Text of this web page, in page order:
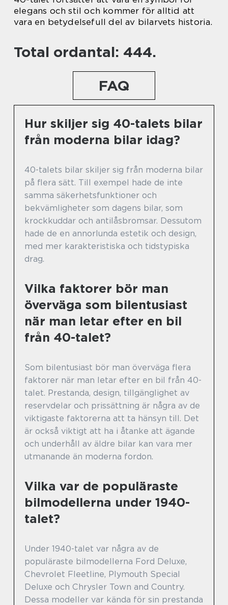
elegans och stil och kommer för alltid att
vara en betydelsefull del av bilarvets historia.
Total ordantal: 444.
FAQ
Hur skiljer sig 40-talets bilar
från moderna bilar idag?
40-talets bilar skiljer sig från moderna bilar
på flera sätt. Till exempel hade de inte
samma säkerhetsfunktioner och
bekvämligheter som dagens bilar, som
krockkuddar och antilåsbromsar. Dessutom
hade de en annorlunda estetik och design,
med mer karakteristiska och tidstypiska
drag.
Vilka faktorer bör man
överväga som bilentusiast
när man letar efter en bil
från 40-talet?
Som bilentusiast bör man överväga flera
faktorer när man letar efter en bil från 40-
talet. Prestanda, design, tillgänglighet av
reservdelar och prissättning är några av de
viktigaste faktorerna att ta hänsyn till. Det
är också viktigt att ha i åtanke att ägande
och underhåll av äldre bilar kan vara mer
utmanande än moderna fordon.
Vilka var de populäraste
bilmodellerna under 1940-
talet?
Under 1940-talet var några av de
populäraste bilmodellerna Ford Deluxe,
Chevrolet Fleetline, Plymouth Special
Deluxe och Chrysler Town and Country.
Dessa modeller var kända för sin prestanda